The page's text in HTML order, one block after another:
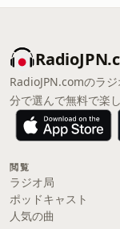
RadioJPN.comのラ
分で選んで無料で楽
閲覧
ラジオ局
ポッドキャスト
人気の曲